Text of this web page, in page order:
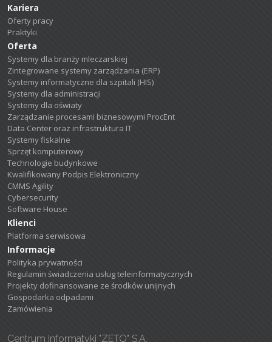
Kariera
Oferty pracy
Praktyki
Oferta
Systemy dla branży mleczarskiej
Zintegrowane systemy zarządzania (ERP)
Systemy informatyczne dla szpitali (HIS)
Systemy dla administracji
Systemy dla oświaty
Zarządzanie procesami biznesowymi ProcEnt
Data Center oraz infrastruktura IT
Systemy fiskalne
Sprzęt komputerowy
Technologie budynkowe
Kwalifikowany Podpis Elektroniczny
CMMS Agility
Cybersecurity
Software House
Klienci
Platforma serwisowa
Informacje
Polityka prywatności
Regulamin świadczenia usług teleinformatycznych
Projekty dofinansowane ze środków unijnych
Gospodarka odpadami
Zamówienia
Centrum Informatyki "ZETO" S.A.